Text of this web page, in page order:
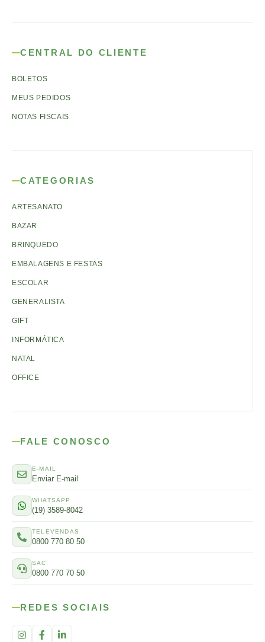
CENTRAL DO CLIENTE
BOLETOS
MEUS PEDIDOS
NOTAS FISCAIS
CATEGORIAS
ARTESANATO
BAZAR
BRINQUEDO
EMBALAGENS E FESTAS
ESCOLAR
GENERALISTA
GIFT
INFORMÁTICA
NATAL
OFFICE
FALE CONOSCO
E-MAIL
Enviar E-mail
WHATSAPP
(19) 3589-8042
TELEVENDAS
0800 770 80 50
SAC
0800 770 70 50
REDES SOCIAIS